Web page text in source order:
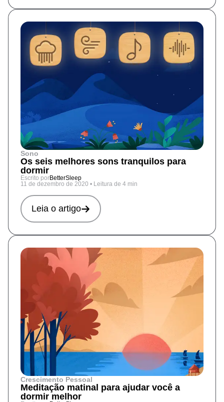
Sono
Os seis melhores sons tranquilos para
dormir
Escrito porBetterSleep
11 de dezembro de 2020 • Leitura de 4 min
Leia o artigo
Crescimento Pessoal
Meditação matinal para ajudar você a
dormir melhor